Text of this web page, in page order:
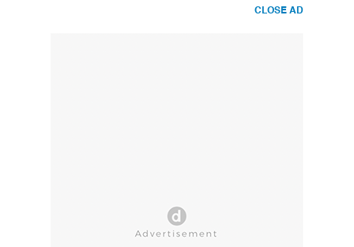
CLOSE AD